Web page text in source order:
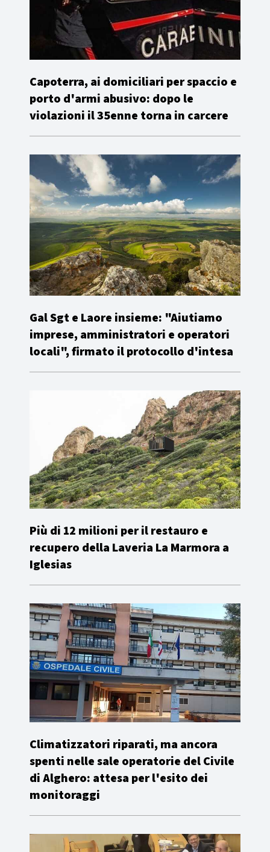
Capoterra, ai domiciliari per spaccio e
porto d'armi abusivo: dopo le
violazioni il 35enne torna in carcere
Gal Sgt e Laore insieme: "Aiutiamo
imprese, amministratori e operatori
locali", firmato il protocollo d'intesa
Più di 12 milioni per il restauro e
recupero della Laveria La Marmora a
Iglesias
Climatizzatori riparati, ma ancora
spenti nelle sale operatorie del Civile
di Alghero: attesa per l'esito dei
monitoraggi